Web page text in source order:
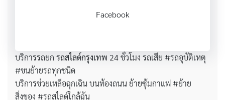
Facebook
บริการรถยก รถสไลด์กรุงเทพ 24 ชั่วโมง รถเสีย #รถอุบัติเหตุ
#ขนย้ายรถทุกชนิด
บริการช่วยเหลือฉุกเฉิน บนท้องถนน ย้ายซุ้มกาแฟ #ย้าย
สิ่งของ #รถสไลด์ใกล้ฉัน